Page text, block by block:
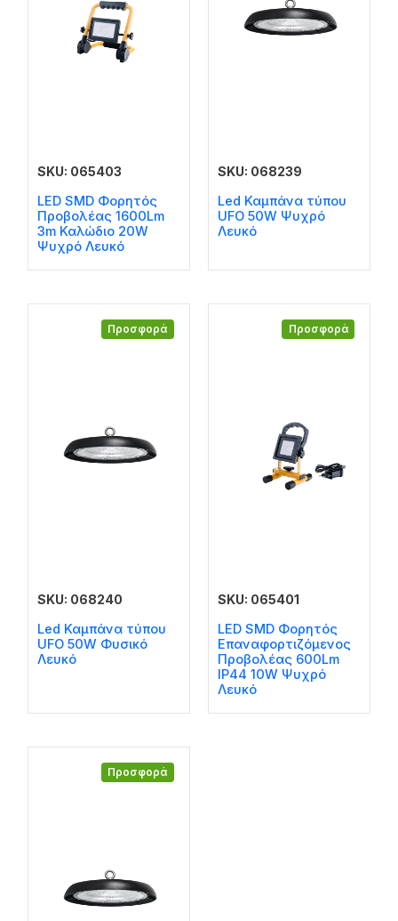
SKU: 065403
LED SMD Φορητός
Προβολέας 1600Lm
3m Καλώδιο 20W
Ψυχρό Λευκό
SKU: 068239
Led Καμπάνα τύπου
UFO 50W Ψυχρό
Λευκό
Προσφορά
SKU: 068240
Led Καμπάνα τύπου
UFO 50W Φυσικό
Λευκό
Προσφορά
SKU: 065401
LED SMD Φορητός
Επαναφορτιζόμενος
Προβολέας 600Lm
IP44 10W Ψυχρό
Λευκό
Προσφορά